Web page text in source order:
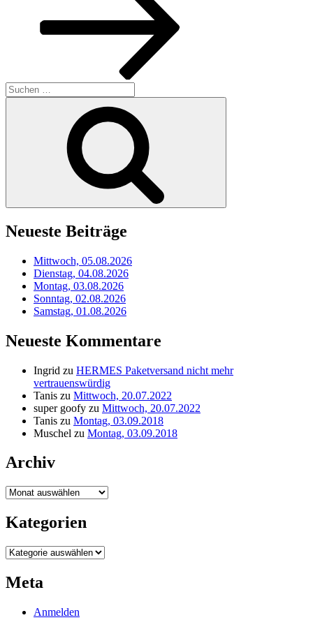
Suchen
nach:
Neueste Beiträge
Mittwoch, 05.08.2026
Dienstag, 04.08.2026
Montag, 03.08.2026
Sonntag, 02.08.2026
Samstag, 01.08.2026
Neueste Kommentare
Ingrid zu HERMES Paketversand nicht mehr
vertrauenswürdig
Tanis zu Mittwoch, 20.07.2022
super goofy zu Mittwoch, 20.07.2022
Tanis zu Montag, 03.09.2018
Muschel zu Montag, 03.09.2018
Archiv
Archiv
Kategorien
Kategorien
Meta
Anmelden